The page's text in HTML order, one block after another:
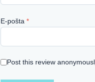
E-pošta*
Post this review